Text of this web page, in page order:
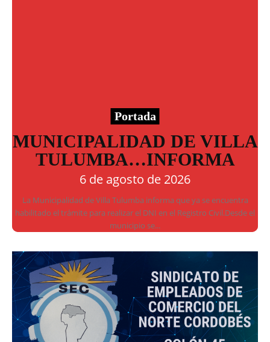
Portada
MUNICIPALIDAD DE VILLA
TULUMBA…INFORMA
6 de agosto de 2026
La Municipalidad de Villa Tulumba informa que ya se encuentra
habilitado el trámite para realizar el DNI en el Registro Civil.Desde el
municipio se...